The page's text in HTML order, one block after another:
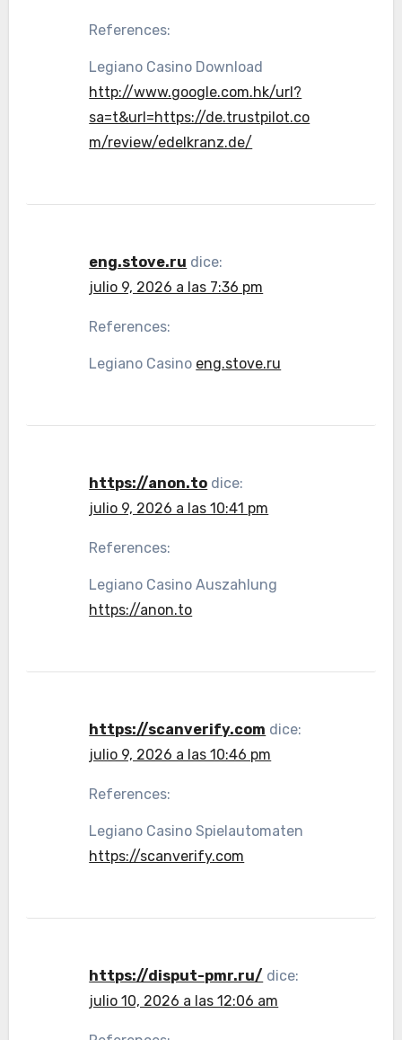
References:
Legiano Casino Download
http://www.google.com.hk/url?
sa=t&url=https://de.trustpilot.co
m/review/edelkranz.de/
eng.stove.ru dice:
julio 9, 2026 a las 7:36 pm
References:
Legiano Casino eng.stove.ru
https://anon.to dice:
julio 9, 2026 a las 10:41 pm
References:
Legiano Casino Auszahlung
https://anon.to
https://scanverify.com dice:
julio 9, 2026 a las 10:46 pm
References:
Legiano Casino Spielautomaten
https://scanverify.com
https://disput-pmr.ru/ dice:
julio 10, 2026 a las 12:06 am